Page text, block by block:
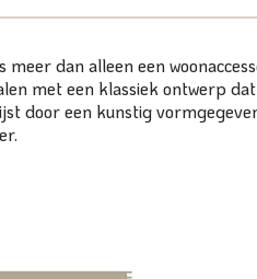
dan alleen een
met een klassiek ontwerp
door een kunstig